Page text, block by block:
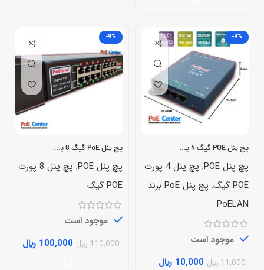
-9%
پچ پنل POE گیگ 4 پورت PoELAND
پچ پنل POE ,
پچ پنل 4 پورت
POE گیگ
,
پچ پنل PoE برند
PoELAN
موجود است
11,000﷼ 10,000 ﷼
-9%
پچ پنل PoE گیگ 8 پورت PoELAN-1008G
پچ پنل POE ,
پچ پنل 8 پورت
POE گیگ
موجود است
110,000﷼ 100,000 ﷼